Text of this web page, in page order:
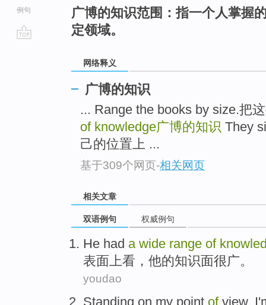
例句
广博的知识范围：指一个人掌握
定领域。
网络释义
广博的知识
... Range the books by size.把
of knowledge广博的知识 They
己的位置上 ...
基于309个网页-相关网页
相关文章
双语例句 权威例句
He had a wide range of
表面上看， 他的知识面很广。
youdao
Standing on my point ofview, I